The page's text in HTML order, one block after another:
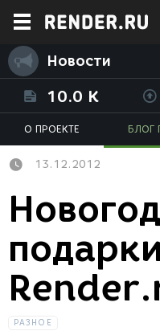
Новости
10.0 K
О ПРОЕКТЕ БЛОГ
13.12.2012
РАЗНОЕ